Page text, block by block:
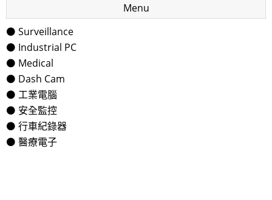
Menu
⚫ Surveillance
⚫ Industrial PC
⚫ Medical
⚫ Dash Cam
⚫ 工業電腦
⚫ 安全監控
⚫ 行車紀錄器
⚫ 醫療電子